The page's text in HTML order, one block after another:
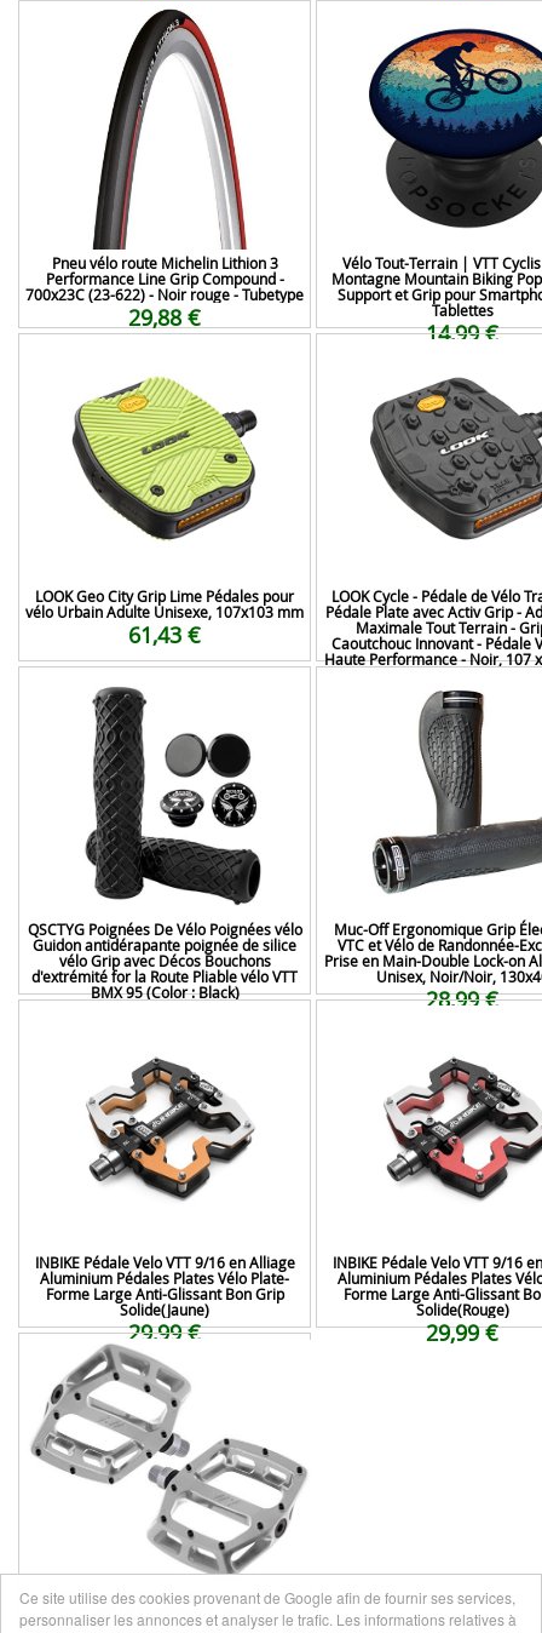
Pneu vélo route Michelin Lithion 3
Performance Line Grip Compound -
700x23C (23-622) - Noir rouge - Tubetype
29,88 €
Vélo Tout-Terrain | VTT
Montagne Mountain Biking
Support et Grip pour
Tablettes
14,99 €
LOOK Geo City Grip Lime Pédales pour
vélo Urbain Adulte Unisexe, 107x103 mm
61,43 €
LOOK Cycle - Pédale de Vélo
Pédale Plate avec Activ Grip -
Maximale Tout Terrain -
Caoutchouc Innovant - Pédale
Haute Performance - Noir, 107
QSCTYG Poignées De Vélo Poignées vélo
Guidon antidérapante poignée de silice
vélo Grip avec Décos Bouchons
d'extrémité for la Route Pliable vélo VTT
BMX 95 (Color : Black)
Muc-Off Ergonomique Grip
VTC et Vélo de Randonnée-
Prise en Main-Double Lock-on
Unisex, Noir/Noir,
28,99 €
INBIKE Pédale Velo VTT 9/16 en Alliage
Aluminium Pédales Plates Vélo Plate-
Forme Large Anti-Glissant Bon Grip
Solide(Jaune)
29,99 €
INBIKE Pédale Velo VTT 9/16
Aluminium Pédales Plates
Forme Large Anti-Glissant
Solide(Rouge)
29,99 €
DMR V12 Pédales plates pour VTT –
Argent poli / VTT vélo vélo vélo plate-
forme large pédale Dirt Jump BMX Street
Ce site utilise des cookies provenant de Google afin de fournir ses services,
personnaliser les annonces et analyser le trafic. Les informations relatives à